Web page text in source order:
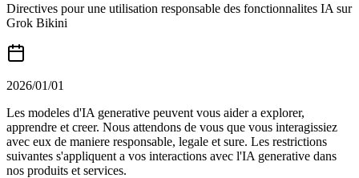
Directives pour une utilisation responsable des fonctionnalites IA sur
Grok Bikini
2026/01/01
Les modeles d'IA generative peuvent vous aider a explorer,
apprendre et creer. Nous attendons de vous que vous interagissiez
avec eux de maniere responsable, legale et sure. Les restrictions
suivantes s'appliquent a vos interactions avec l'IA generative dans
nos produits et services.